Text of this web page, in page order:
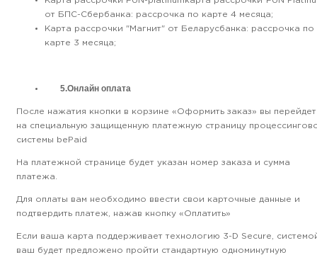
от БПС-Сбербанка: рассрочка по карте 4 месяца;
Карта рассрочки "Магнит" от Беларусбанка: рассрочка по
карте 3 месяца;
5.Онлайн оплата
После нажатия кнопки в корзине «Оформить заказ» вы
на специальную защищенную платежную страницу
системы bePaid
На платежной странице будет указан номер заказа и сумма
платежа.
Для оплаты вам необходимо ввести свои карточные данные и
подтвердить платеж, нажав кнопку «Оплатить»
Если ваша карта поддерживает технологию 3-D Secure,
ваш будет предложено пройти стандартную одноминутную